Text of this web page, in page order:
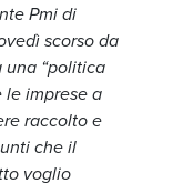
Pmi di
scorso da
una “politica
le imprese a
raccolto e
che il
voglio